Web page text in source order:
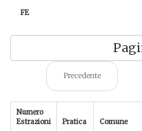
FE
Precedente
Numero
Estrazioni
Pratica Comune